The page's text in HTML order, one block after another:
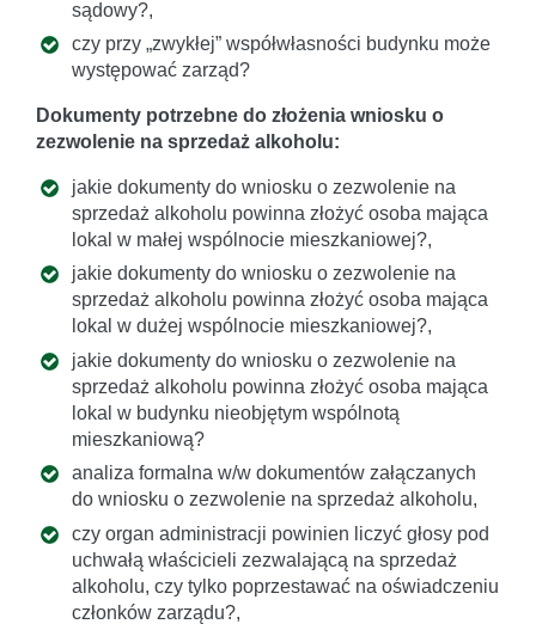
sądowy?,
czy przy „zwykłej” współwłasności budynku może
występować zarząd?
Dokumenty potrzebne do złożenia wniosku o
zezwolenie na sprzedaż alkoholu:
jakie dokumenty do wniosku o zezwolenie na
sprzedaż alkoholu powinna złożyć osoba mająca
lokal w małej wspólnocie mieszkaniowej?,
jakie dokumenty do wniosku o zezwolenie na
sprzedaż alkoholu powinna złożyć osoba mająca
lokal w dużej wspólnocie mieszkaniowej?,
jakie dokumenty do wniosku o zezwolenie na
sprzedaż alkoholu powinna złożyć osoba mająca
lokal w budynku nieobjętym wspólnotą
mieszkaniową?
analiza formalna w/w dokumentów załączanych
do wniosku o zezwolenie na sprzedaż alkoholu,
czy organ administracji powinien liczyć głosy pod
uchwałą właścicieli zezwalającą na sprzedaż
alkoholu, czy tylko poprzestawać na oświadczeniu
członków zarządu?,